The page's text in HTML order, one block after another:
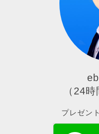
（24
プレゼン